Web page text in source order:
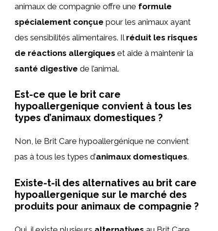
animaux de compagnie offre une formule
spécialement conçue pour les animaux ayant
des sensibilités alimentaires. Il réduit les risques
de réactions allergiques et aide à maintenir la
santé digestive de l’animal.
Est-ce que le brit care
hypoallergenique convient à tous les
types d’animaux domestiques ?
Non, le Brit Care hypoallergénique ne convient
pas à tous les types d’animaux domestiques.
Existe-t-il des alternatives au brit care
hypoallergenique sur le marché des
produits pour animaux de compagnie ?